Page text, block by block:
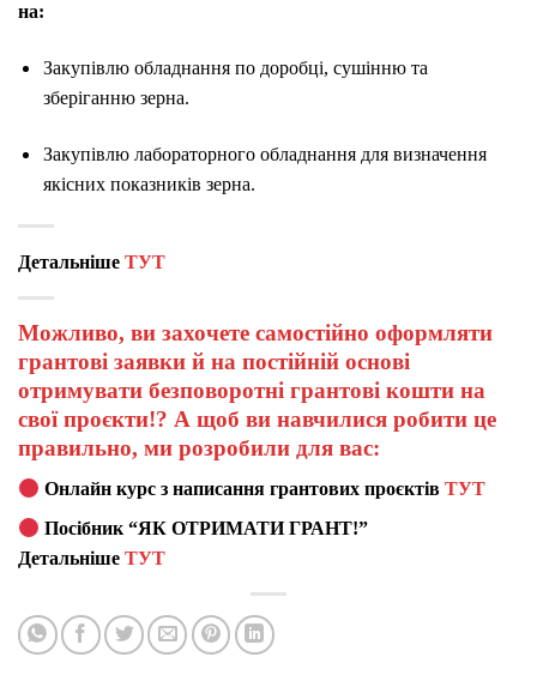
на:
Закупівлю обладнання по доробці, сушінню та
зберіганню зерна.
Закупівлю лабораторного обладнання для визначення
якісних показників зерна.
Детальніше ТУТ
Можливо, ви захочете самостійно оформляти
грантові заявки й на постійній основі
отримувати безповоротні грантові кошти на
свої проєкти!? А щоб ви навчилися робити це
правильно, ми розробили для вас:
Онлайн курс з написання грантових проєктівТУТ
Посібник “ЯК ОТРИМАТИ ГРАНТ!”
Детальніше ТУТ